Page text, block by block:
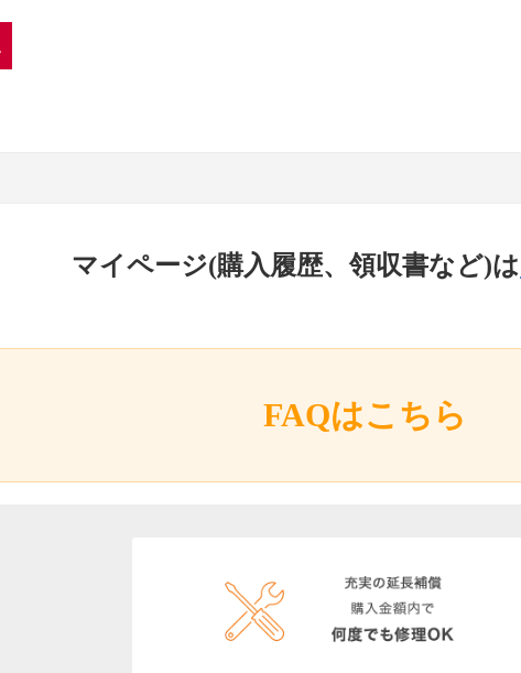
マイページ(購入履歴、領収書など)は
FAQはこちら